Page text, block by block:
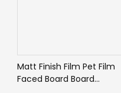
Matt Finish Film Pet Film
Faced Board Board